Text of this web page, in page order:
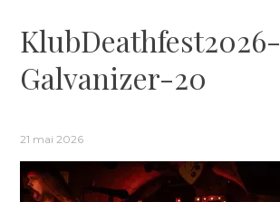
KlubDeathfest2026-
Galvanizer-20
21 mai 2026